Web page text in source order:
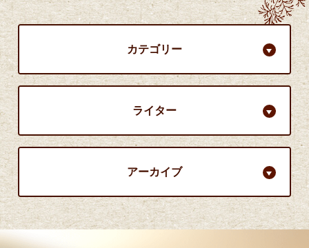
カテゴリー
ライター
アーカイブ